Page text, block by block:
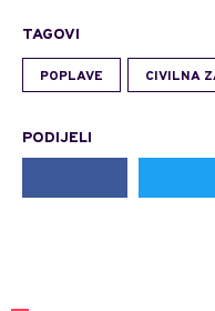
TAGOVI
POPLAVE CIVILNA
PODIJELI